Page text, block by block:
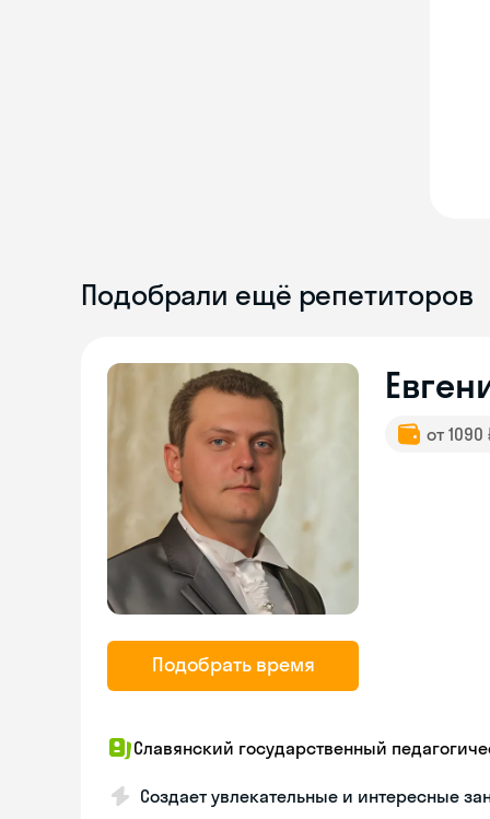
Подобрали ещё репетиторов
Подобрать время
от
Славянский государственный
Создает увлекательные и интересные